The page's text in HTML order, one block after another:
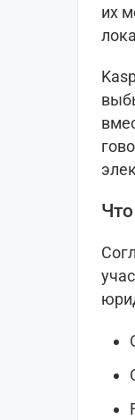
их